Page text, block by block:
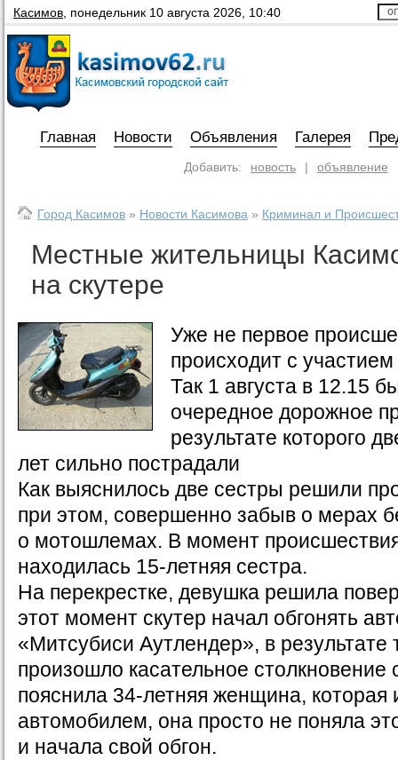
Касимов понедельник 10 августа 2026, 10:40
Главная Новости Объявления Галерея
Добавить: новость | объявление
Город Касимов » Новости Касимова » Криминал и
Местные жительницы
на скутере
Уже не первое
происходит с
Так 1 августа в 12.15
очередное дорожное
результате которого
лет сильно пострадали
Как выяснилось две сестры решили
при этом, совершенно забыв о мерах
о мотошлемах. В момент
находилась 15-летняя сестра.
На перекрестке, девушка решила
этот момент скутер начал обгонять
«Митсубиси Аутлендер», в результате
произошло касательное столкновение
пояснила 34-летняя женщина, которая
автомобилем, она просто не поняла
и начала свой обгон.